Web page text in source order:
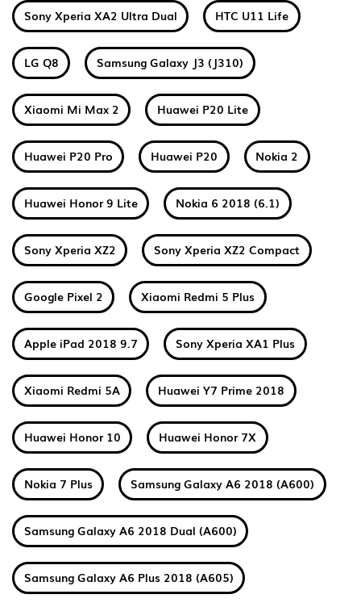
Sony Xperia XA2 Ultra Dual HTC U11 Life
LG Q8 Samsung Galaxy J3 (J310)
Xiaomi Mi Max 2 Huawei P20 Lite
Huawei P20 Pro Huawei P20 Nokia 2
Huawei Honor 9 Lite Nokia 6 2018 (6.1)
Sony Xperia XZ2 Sony Xperia XZ2 Compact
Google Pixel 2 Xiaomi Redmi 5 Plus
Apple iPad 2018 9.7 Sony Xperia XA1 Plus
Xiaomi Redmi 5A Huawei Y7 Prime 2018
Huawei Honor 10 Huawei Honor 7X
Nokia 7 Plus Samsung Galaxy A6 2018 (A600)
Samsung Galaxy A6 2018 Dual (A600)
Samsung Galaxy A6 Plus 2018 (A605)